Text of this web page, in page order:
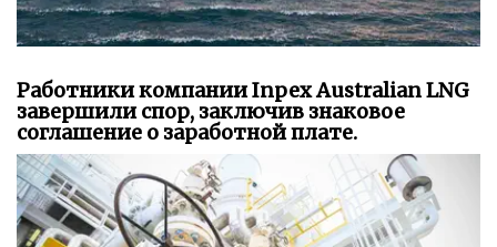
Работники компании Inpex Australian LNG
завершили спор, заключив знаковое
соглашение о заработной плате.